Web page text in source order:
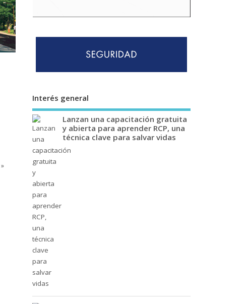
»
Interés general
Lanzan una capacitación gratuita
y abierta para aprender RCP, una
técnica clave para salvar vidas